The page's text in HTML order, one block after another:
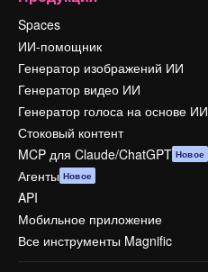
Spaces
ИИ-помощник
Генератор изображений ИИ
Генератор видео ИИ
Генератор голоса на основе ИИ
Стоковый контент
MCP для Claude/ChatGPT Новое
Агенты Новое
API
Мобильное приложение
Все инструменты Magnific